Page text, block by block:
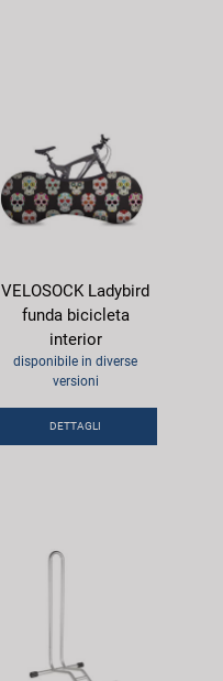
VELOSOCK Ladybird
funda bicicleta
interior
disponibile in diverse
versioni
DETTAGLI